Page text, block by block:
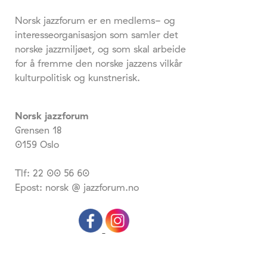
Norsk jazzforum er en medlems- og
interesseorganisasjon som samler det
norske jazzmiljøet, og som skal arbeide
for å fremme den norske jazzens vilkår
kulturpolitisk og kunstnerisk.
Norsk jazzforum
Grensen 18
0159 Oslo
Tlf: 22 00 56 60
Epost: norsk @ jazzforum.no